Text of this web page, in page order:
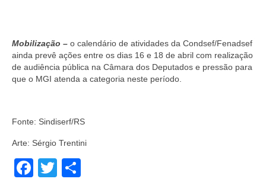
Mobilização – o calendário de atividades da Condsef/Fenadsef
ainda prevê ações entre os dias 16 e 18 de abril com realização
de audiência pública na Câmara dos Deputados e pressão para
que o MGI atenda a categoria neste período.
Fonte: Sindiserf/RS
Arte: Sérgio Trentini
Facebook
Twitter